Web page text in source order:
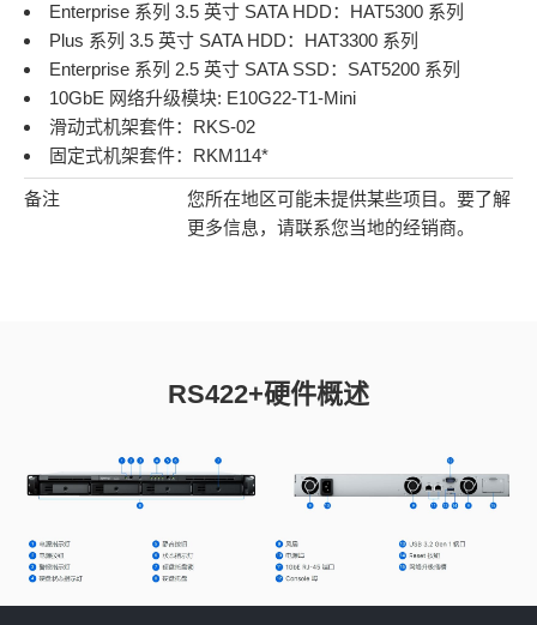
Enterprise 系列 3.5 英寸 SATA HDD：
HAT5300 系列
Plus 系列 3.5 英寸 SATA HDD：
HAT3300 系列
Enterprise 系列 2.5 英寸 SATA SSD： SAT5200 系列
10GbE 网络升级模块: E10G22-T1-Mini
滑动式机架套件：
RKS-02
固定式机架套件：
RKM114*
备注
您所在地区可能未提供某些项目。要了解
更多信息，请联系您当地的经销商。
RS422+硬件概述